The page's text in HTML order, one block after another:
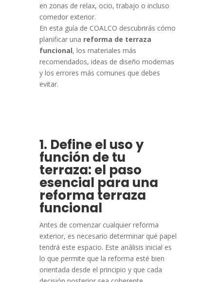
en zonas de relax, ocio, trabajo o incluso
comedor exterior.
En esta guía de COALCO descubrirás cómo
planificar una reforma de terraza
funcional, los materiales más
recomendados, ideas de diseño modernas
y los errores más comunes que debes
evitar.
1. Define el uso y
función de tu
terraza: el paso
esencial para una
reforma terraza
funcional
Antes de comenzar cualquier reforma
exterior, es necesario determinar qué papel
tendrá este espacio. Este análisis inicial es
lo que permite que la reforma esté bien
orientada desde el principio y que cada